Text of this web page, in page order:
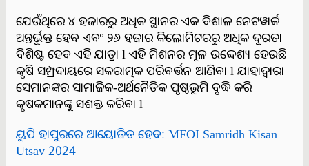
ଯେଉଁଥିରେ ୪ ହଜାରରୁ ଅଧିକ ସ୍ଥାନର ଏକ ବିଶାଳ ନେଟୱାର୍କ
ଅନ୍ତର୍ଭୂକ୍ତ ହେବ ଏବଂ ୨୬ ହଜାର କିଲୋମିଟରରୁ ଅଧିକ ଦୂରତା
ବିଶିଷ୍ଟ ହେବ ଏହି ଯାତ୍ରା l ଏହି ମିଶନର ମୂଳ ଉଦ୍ଦେଶ୍ୟ ହେଉଛି
କୃଷି ସମ୍ପ୍ରଦାୟରେ ସକରାତ୍ମକ ପରିବର୍ତ୍ତନ ଆଣିବା l ଯାହାଦ୍ୱାରା
ସେମାନଙ୍କର ସାମାଜିକ-ଅର୍ଥନୈତିକ ପୃଷ୍ଠଭୂମି ବୃଦ୍ଧି କରି
କୃଷକମାନଙ୍କୁ ସଶକ୍ତ କରିବା l
ୟୁପି ହାପୁରରେ ଆୟୋଜିତ ହେବ: MFOI Samridh Kisan
Utsav 2024